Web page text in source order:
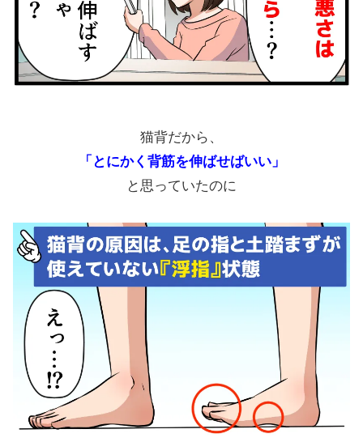
猫背だから、
「とにかく背筋を伸ばせばいい」
と思っていたのに